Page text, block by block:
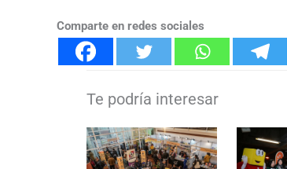
Comparte en redes sociales